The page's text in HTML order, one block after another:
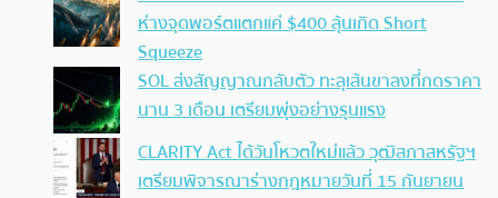
ห่างจุดพอร์ตแตกแค่ $400 ลุ้นเกิด Short
Squeeze
SOL ส่งสัญญาณกลับตัว ทะลุเส้นขาลงที่กดราคา
นาน 3 เดือน เตรียมพุ่งอย่างรุนแรง
CLARITY Act ได้วันโหวตใหม่แล้ว วุฒิสภาสหรัฐฯ
เตรียมพิจารณาร่างกฎหมายวันที่ 15 กันยายน